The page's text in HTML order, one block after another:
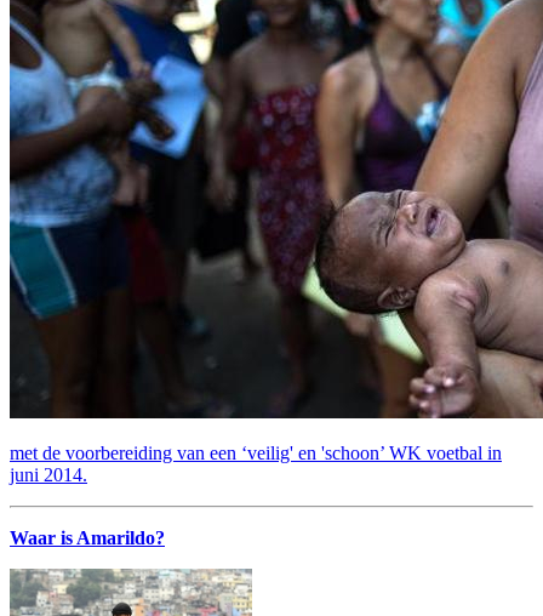
met de voorbereiding van een ‘veilig' en 'schoon’ WK voetbal in
juni 2014.
Waar is Amarildo?